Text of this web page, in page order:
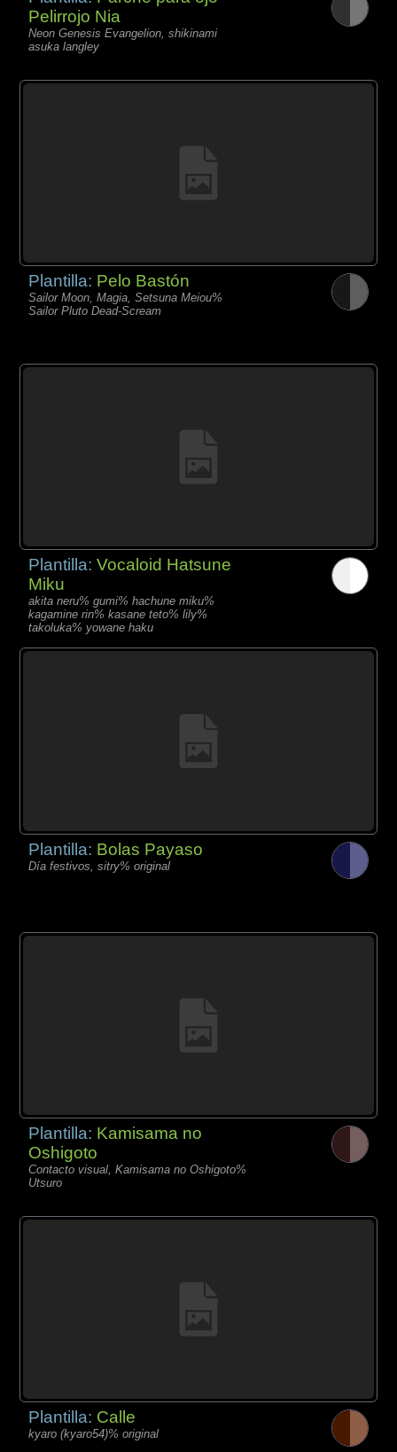
Pelirrojo Nia
Neon Genesis Evangelion, shikinami
asuka langley
Plantilla: Pelo Bastón
Sailor Moon, Magia, Setsuna Meiou%
Sailor Pluto Dead-Scream
Plantilla:Vocaloid Hatsune
Miku
akita neru% gumi% hachune miku%
kagamine rin% kasane teto% lily%
takoluka% yowane haku
Plantilla: Bolas Payaso
Día festivos, sitry% original
Plantilla: Kamisama no
Oshigoto
Contacto visual, Kamisama no Oshigoto%
Utsuro
Plantilla: Calle
kyaro (kyaro54)% original